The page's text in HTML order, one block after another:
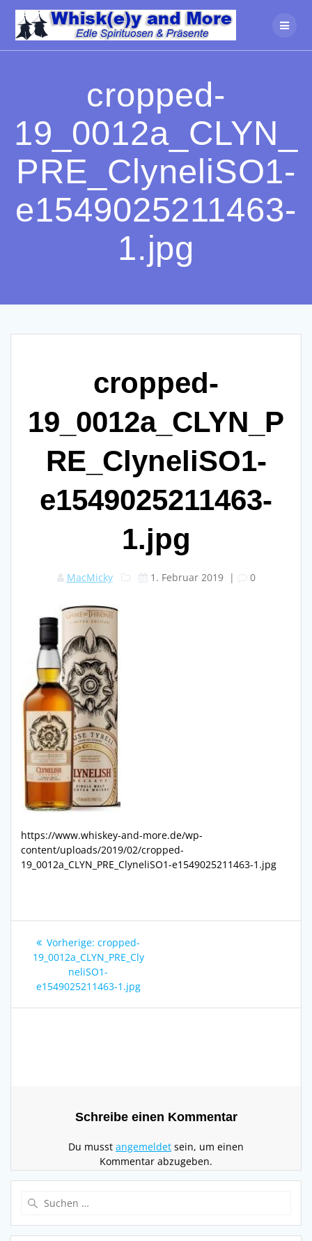
Zum
Inhalt
springen
cropped-
19_0012a_CLYN_
PRE_ClyneliSO1-
e1549025211463-
1.jpg
cropped-
19_0012a_CLYN_P
RE_ClyneliSO1-
e1549025211463-
1.jpg
MacMicky 1. Februar 2019| 0
https://www.whiskey-and-more.de/wp-
content/uploads/2019/02/cropped-
19_0012a_CLYN_PRE_ClyneliSO1-e1549025211463-1.jpg
Beitragsnavigation
Vorherige: Vorheriger
Beitrag:
cropped-
19_0012a_CLYN_PRE_Cly
neliSO1-
e1549025211463-1.jpg
Schreibe einen Kommentar
Du musst angemeldet sein, um einen
Kommentar abzugeben.